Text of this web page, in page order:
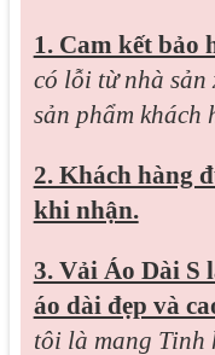
1. Cam kết bảo
có lỗi từ nhà sản
sản phẩm khách
2. Khách hàng
khi nhận.
3. Vải Áo Dài S
áo dài đẹp và
tôi là mang Tinh